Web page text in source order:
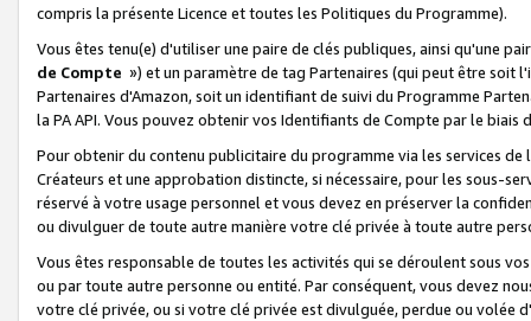
compris la présente Licence et toutes les Politiques du Programme).
Vous êtes tenu(e) d'utiliser une paire de clés publiques, ainsi qu'une
de Compte ») et un paramètre de tag Partenaires (qui peut être soit
Partenaires d'Amazon, soit un identifiant de suivi du Programme
la PA API. Vous pouvez obtenir vos Identifiants de Compte par le biais
Pour obtenir du contenu publicitaire du programme via les services
Créateurs et une approbation distincte, si nécessaire, pour les sous-
réservé à votre usage personnel et vous devez en préserver la
ou divulguer de toute autre manière votre clé privée à toute autre
Vous êtes responsable de toutes les activités qui se déroulent sous
ou par toute autre personne ou entité. Par conséquent, vous devez
votre clé privée, ou si votre clé privée est divulguée, perdue ou volée